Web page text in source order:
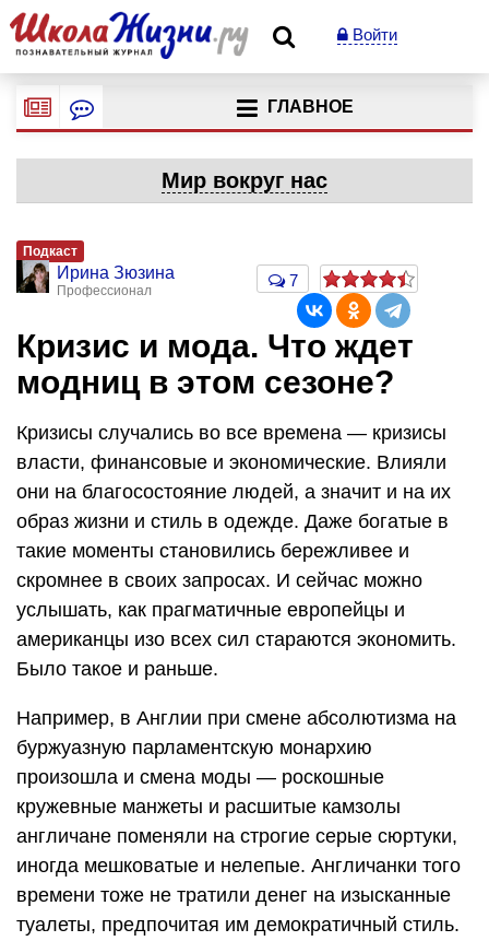
Войти
ГЛАВНОЕ
Мир вокруг нас
Подкаст
Ирина Зюзина
Профессионал
7
Кризис и мода. Что ждет
модниц в этом сезоне?
Кризисы случались во все времена — кризисы
власти, финансовые и экономические. Влияли
они на благосостояние людей, а значит и на их
образ жизни и стиль в одежде. Даже богатые в
такие моменты становились бережливее и
скромнее в своих запросах. И сейчас можно
услышать, как прагматичные европейцы и
американцы изо всех сил стараются экономить.
Было такое и раньше.
Например, в Англии при смене абсолютизма на
буржуазную парламентскую монархию
произошла и смена моды — роскошные
кружевные манжеты и расшитые камзолы
англичане поменяли на строгие серые сюртуки,
иногда мешковатые и нелепые. Англичанки того
времени тоже не тратили денег на изысканные
туалеты, предпочитая им демократичный стиль.